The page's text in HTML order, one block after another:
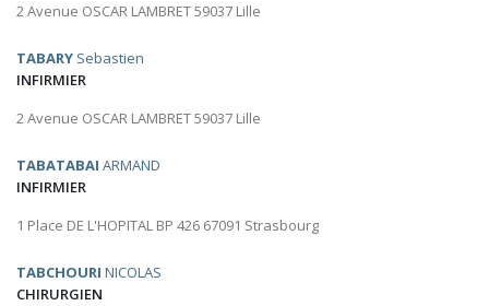
2 Avenue OSCAR LAMBRET 59037 Lille
TABARY Sebastien
INFIRMIER
2 Avenue OSCAR LAMBRET 59037 Lille
TABATABAI ARMAND
INFIRMIER
1 Place DE L'HOPITAL BP 426 67091 Strasbourg
TABCHOURI NICOLAS
CHIRURGIEN